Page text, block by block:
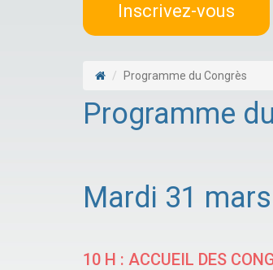
Inscrivez-vous
Programme du Congrès
Programme
Mardi 31
10 H : ACCUEIL DES